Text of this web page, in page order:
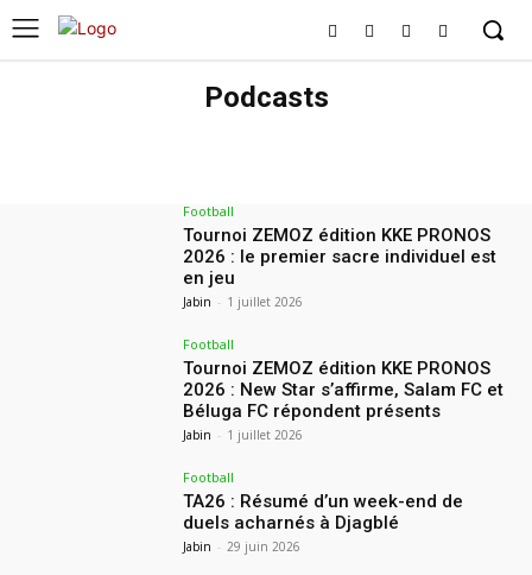
Podcasts
Football
Tournoi ZEMOZ édition KKE PRONOS
2026 : le premier sacre individuel est
en jeu
Jabin - 1 juillet 2026
Football
Tournoi ZEMOZ édition KKE PRONOS
2026 : New Star s’affirme, Salam FC et
Béluga FC répondent présents
Jabin - 1 juillet 2026
Football
TA26 : Résumé d’un week-end de
duels acharnés à Djagblé
Jabin - 29 juin 2026